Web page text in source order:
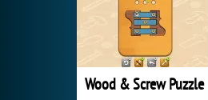
Wood & Screw Puzzle